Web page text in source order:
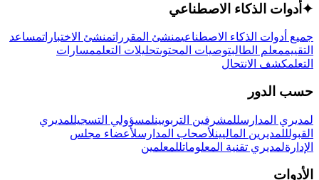
✦ أدوات الذكاء الاصطناعي
جميع أدوات الذكاء الاصطناعيمنشئ المقرراتمنشئ الاختباراتمساعد
التقييممعلم الطالبتوصيات المحتوىتحليلات التعلممسارات
التعلمكشف الانتحال
حسب الدور
لمديري المدارسللمشرفين التربويينلمسؤولي التسجيللمديري
القبولللمديرين الماليينلأصحاب المدارسلأعضاء مجلس
الإدارةلمديري تقنية المعلوماتللمعلمين
الأدوات